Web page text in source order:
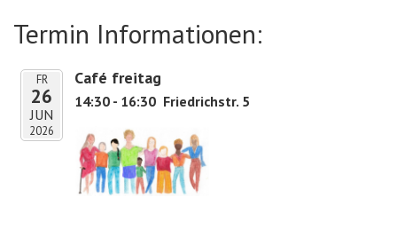
Termin Informationen:
FR
26
JUN
2026
Café freitag
14:30 - 16:30 Friedrichstr. 5